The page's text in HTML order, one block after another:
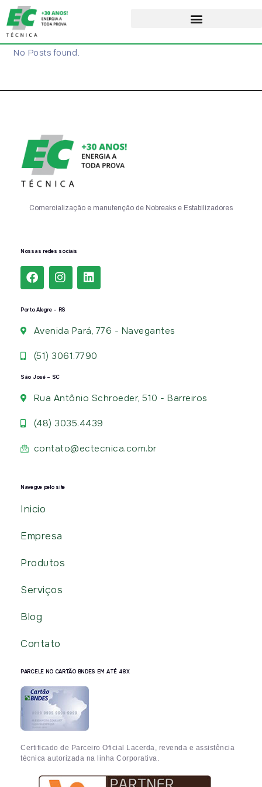
No Posts found.
Comercialização e manutenção de Nobreaks e Estabilizadores
Nossas redes sociais
Porto Alegre – RS
Avenida Pará, 776 - Navegantes
(51) 3061.7790
São José – SC
Rua Antônio Schroeder, 510 - Barreiros
(48) 3035.4439
contato@ectecnica.com.br
Navegue pelo site
Inicio
Empresa
Produtos
Serviços
Blog
Contato
PARCELE NO CARTÃO BNDES EM ATÉ 48X
Certificado de Parceiro Oficial Lacerda, revenda e assistência
técnica autorizada na linha Corporativa.